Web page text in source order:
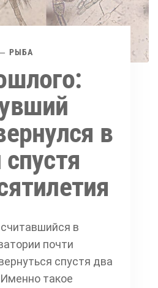
РЫБА
в
в
почти
спустя два
такое